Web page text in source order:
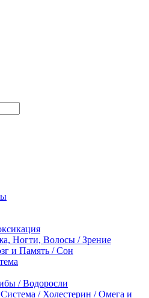
Ногти, Волосы / Зрение
и Память / Сон
/ Водоросли
/ Холестерин / Омега и